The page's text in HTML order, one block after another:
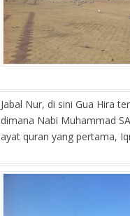
Jabal Nur, di sini Gua Hira
dimana Nabi Muhammad
ayat quran yang pertama,